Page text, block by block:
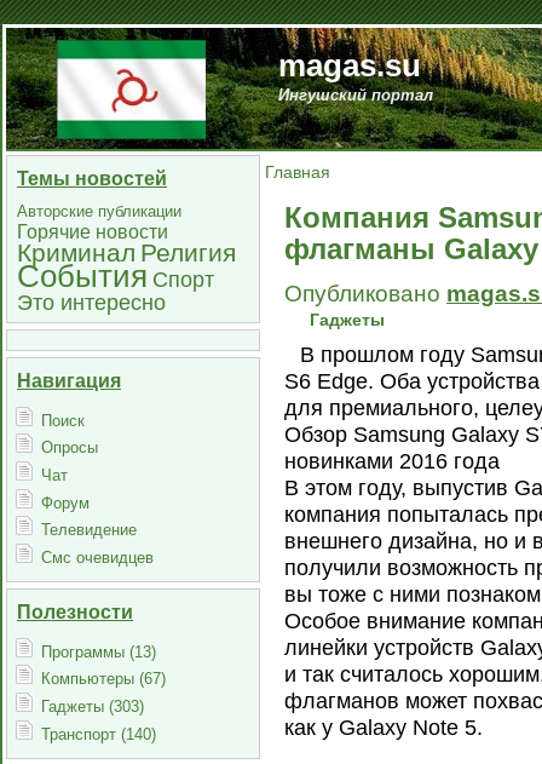
magas.su
Ингушский портал
Темы новостей
Авторские публикации
Горячие новости
Криминал Религия
События Спорт
Это интересно
Навигация
Поиск
Опросы
Чат
Форум
Телевидение
Смс очевидцев
Полезности
Программы (13)
Компьютеры (67)
Гаджеты (303)
Транспорт (140)
Главная
Компания
флагманы Galaxy
Опубликовано
Гаджеты
В прошлом году
S6 Edge. Оба
для премиального,
Обзор Samsung Galaxy
новинками 2016 года
В этом году, выпустив
компания попыталась
внешнего дизайна, но и
получили возможность
вы тоже с ними
Особое внимание
линейки устройств
и так считалось
флагманов может
как у Galaxy Note 5.